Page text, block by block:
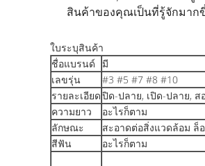
สินค้าของคุณเป็นที่รู้จักมาก
ใบระบุสินค้า
ชื่อแบรนด์
มี
เลขรุ่น
#3 #5 #7 #8 #10
รายละเอียดปิด-ปลาย, เปิด-ปลาย, ส
ความยาว
อะไรก็ตาม
ลักษณะ
สะอาดต่อสิ่งแวดล้อม ล็
สีฟัน
อะไรก็ตาม